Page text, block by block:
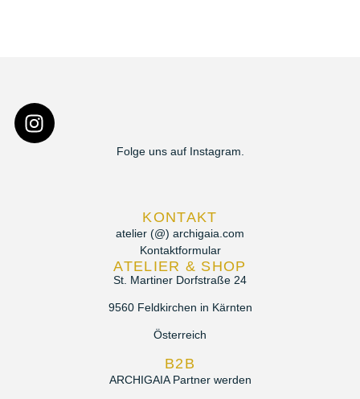
Folge uns auf Instagram.
KONTAKT
atelier (@) archigaia.com
Kontaktformular
ATELIER & SHOP
St. Martiner Dorfstraße 24
9560 Feldkirchen in Kärnten
Österreich
B2B
ARCHIGAIA Partner werden